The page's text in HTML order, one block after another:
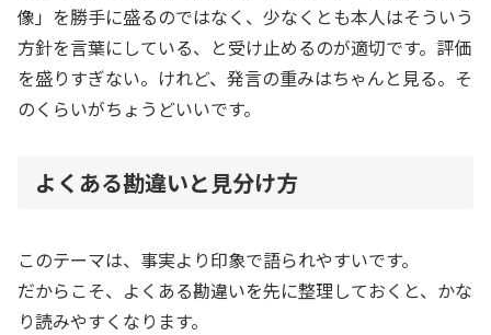
像」を勝手に盛るのではなく、少なくとも本人はそういう
方針を言葉にしている、と受け止めるのが適切です。評価
を盛りすぎない。けれど、発言の重みはちゃんと見る。そ
のくらいがちょうどいいです。
よくある勘違いと見分け方
このテーマは、事実より印象で語られやすいです。
だからこそ、よくある勘違いを先に整理しておくと、かな
り読みやすくなります。